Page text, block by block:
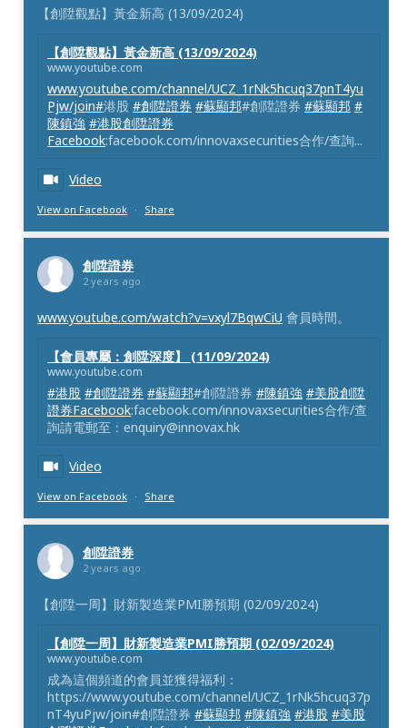
【創陞觀點】黃金新高 (13/09/2024)
【創陞觀點】黃金新高 (13/09/2024)
www.youtube.com
www.youtube.com/channel/UCZ_1rNk5hcuq37pnT4yu
Pjw/join#港股#創陞證券 #蘇顯邦#創陞證券#蘇顯邦 #
陳鎮強 #港股創陞證券
Facebook:facebook.com/innovaxsecurities合作/查詢...
Video
View on Facebook · Share
創陞證券
2 years ago
www.youtube.com/watch?v=vxyl7BqwCiU 會員時間。
【會員專屬：創陞深度】 (11/09/2024)
www.youtube.com
#港股 #創陞證券 #蘇顯邦#創陞證券#陳鎮強 #美股創陞
證券Facebook:facebook.com/innovaxsecurities合作/查
詢請電郵至：enquiry@innovax.hk
Video
View on Facebook · Share
創陞證券
2 years ago
【創陞一周】財新製造業PMI勝預期 (02/09/2024)
【創陞一周】財新製造業PMI勝預期 (02/09/2024)
www.youtube.com
成為這個頻道的會員並獲得福利：
https://www.youtube.com/channel/UCZ_1rNk5hcuq37p
nT4yuPjw/join#創陞證券#蘇顯邦 #陳鎮強 #港股 #美股